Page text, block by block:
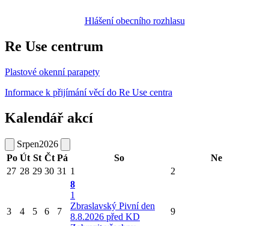
Hlášení obecního rozhlasu
Re Use centrum
Plastové okenní parapety
Informace k přijímání věcí do Re Use centra
Kalendář akcí
Srpen2026
Po Út St Čt Pá So
Ne
27 28 29 30 31 1 2
3 4 5 6 7
8
1
Zbraslavský Pivní den
8.8.2026 před KD
9